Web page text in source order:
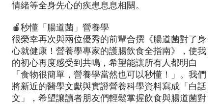
情緒等全身先心的疾患息息相關。
🍎秒懂「腸道菌」營養學
很榮幸再次與兩位優秀的前輩合撰《腸道菌對了身
心就健康！營養學專家的護腸飲食全指南》，使我
的初心再度感受到共鳴，希望能讓所有人都明白
「食物很簡單，營養學當然也可以秒懂！」。我們
將新近的醫學文獻與實證營養科學資料寫成「白話
文」，希望讓讀者朋友們輕鬆掌握飲食與腸道菌對